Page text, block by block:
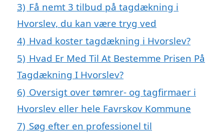
3) Få nemt 3 tilbud på tagdækning i
Hvorslev, du kan være tryg ved
4) Hvad koster tagdækning i Hvorslev?
5) Hvad Er Med Til At Bestemme Prisen På
Tagdækning I Hvorslev?
6) Oversigt over tømrer- og tagfirmaer i
Hvorslev eller hele Favrskov Kommune
7) Søg efter en professionel til